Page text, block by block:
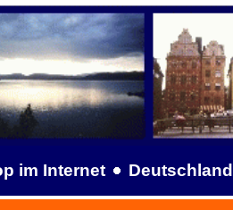
im Internet Deutschland